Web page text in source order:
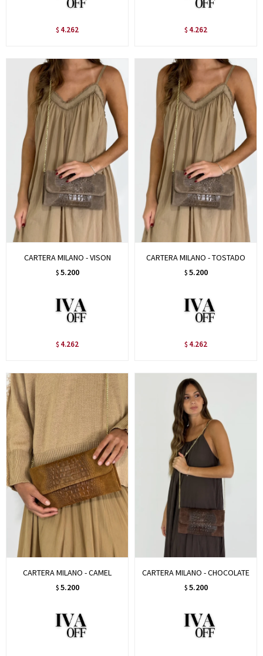
$ 4.262 $ 4.262
CARTERA MILANO - VISON
$ 5.200
$ 4.262
CARTERA MILANO - TOSTADO
$ 5.200
$ 4.262
CARTERA MILANO - CAMEL
$ 5.200
CARTERA MILANO - CHOCOLATE
$ 5.200